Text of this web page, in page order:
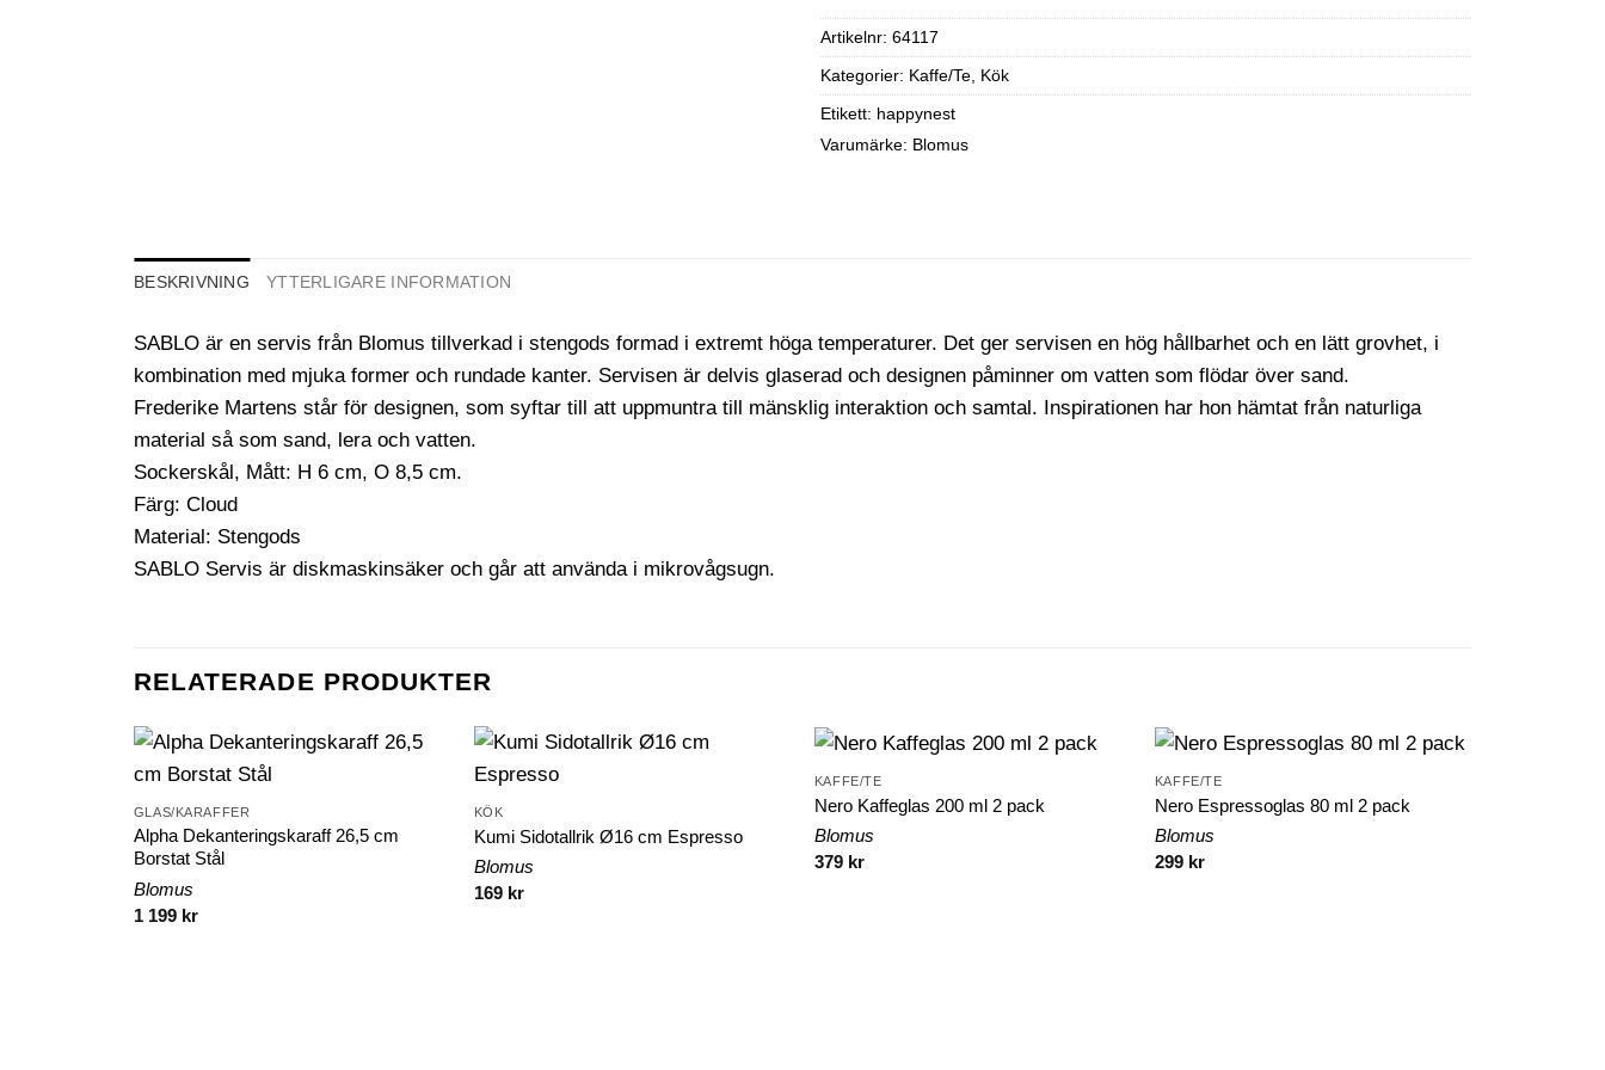
Artikelnr: 64117
Kategorier: Kaffe/Te, Kök
Etikett: happynest
Varumärke: Blomus
BESKRIVNING YTTERLIGARE INFORMATION
SABLO är en servis från Blomus tillverkad i stengods formad i extremt höga temperaturer. Det ger servisen en hög hållbarhet och en lätt grovhet, i
kombination med mjuka former och rundade kanter. Servisen är delvis glaserad och designen påminner om vatten som flödar över sand.
Frederike Martens står för designen, som syftar till att uppmuntra till mänsklig interaktion och samtal. Inspirationen har hon hämtat från naturliga
material så som sand, lera och vatten.
Sockerskål, Mått: H 6 cm, O 8,5 cm.
Färg: Cloud
Material: Stengods
SABLO Servis är diskmaskinsäker och går att använda i mikrovågsugn.
RELATERADE PRODUKTER
GLAS/KARAFFER
Alpha Dekanteringskaraff 26,5 cm
Borstat Stål
Blomus
1 199 kr
KÖK
Kumi Sidotallrik Ø16 cm Espresso
Blomus
169 kr
KAFFE/TE
Nero Kaffeglas 200 ml 2 pack
Blomus
379 kr
KAFFE/TE
Nero Espressoglas 80 ml 2 pack
Blomus
299 kr